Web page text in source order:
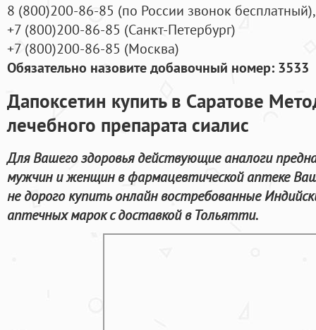
8 (800)200-86-85 (по России звонок бесплатный),
+7 (800)200-86-85 (Санкт-Петербург)
+7 (800)200-86-85 (Москва)
Обязательно назовите добавочный номер: 3533
Дапоксетин купить в Саратове
лечебного препарата сиалис
Для Вашего здоровья действующие аналоги
мужчин и женщин в фармацевтической аптеке
не дорого купить онлайн востребованные
аптечных марок с доставкой в Тольятти.